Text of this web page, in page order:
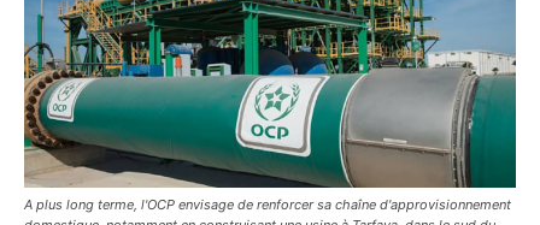
A plus long terme, l'OCP envisage de renforcer sa chaîne d'approvisionnement